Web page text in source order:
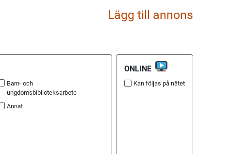
Lägg till annons
Barn- och
ungdomsbiblioteksarbete
Annat
ONLINE
Kan följas på nätet